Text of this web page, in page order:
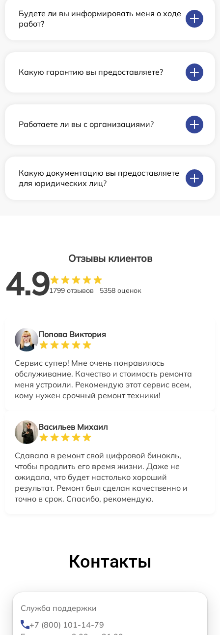
Будете ли вы информировать меня о ходе
работ?
Какую гарантию вы предоставляете?
Работаете ли вы с организациями?
Какую документацию вы предоставляете
для юридических лиц?
Отзывы клиентов
4.91799 отзывов 5358 оценок
Попова Виктория
Сервис супер! Мне очень понравилось
обслуживание. Качество и стоимость ремонта
меня устроили. Рекомендую этот сервис всем,
кому нужен срочный ремонт техники!
Васильев Михаил
Сдавала в ремонт свой цифровой бинокль,
чтобы продлить его время жизни. Даже не
ожидала, что будет настолько хороший
результат. Ремонт был сделан качественно и
точно в срок. Спасибо, рекомендую.
Контакты
Служба поддержки
+7 (800) 101-14-79